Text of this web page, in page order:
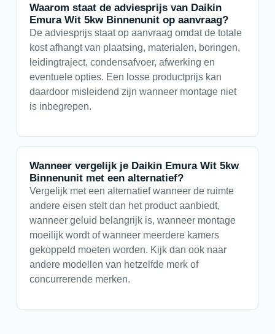
Waarom staat de adviesprijs van Daikin
Emura Wit 5kw Binnenunit op aanvraag?
De adviesprijs staat op aanvraag omdat de totale
kost afhangt van plaatsing, materialen, boringen,
leidingtraject, condensafvoer, afwerking en
eventuele opties. Een losse productprijs kan
daardoor misleidend zijn wanneer montage niet
is inbegrepen.
Wanneer vergelijk je Daikin Emura Wit 5kw
Binnenunit met een alternatief?
Vergelijk met een alternatief wanneer de ruimte
andere eisen stelt dan het product aanbiedt,
wanneer geluid belangrijk is, wanneer montage
moeilijk wordt of wanneer meerdere kamers
gekoppeld moeten worden. Kijk dan ook naar
andere modellen van hetzelfde merk of
concurrerende merken.